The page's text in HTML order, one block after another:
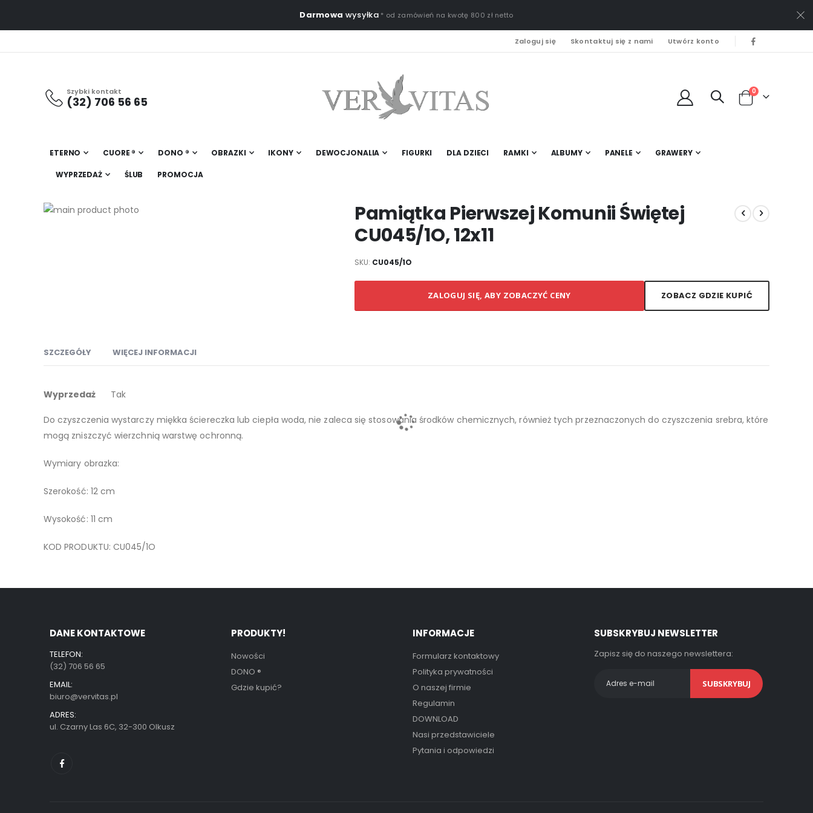
Darmowa wysyłka * od zamówień na kwotę 800 zł netto
Zaloguj się Skontaktuj się z nami Utwórz konto
Szybki kontakt
(32) 706 56 65 Cart
0
ETERNO CUORE ® DONO ® OBRAZKI IKONY DEWOCJONALIA FIGURKI DLA DZIECI RAMKI ALBUMY PANELE GRAWERY
WYPRZEDAŻ ŚLUB PROMOCJA
Przejdź
Pamiątka Pierwszej Komunii Świętej
CU045/1O, 12x11
SKU CU045/1O
ZALOGUJ SIĘ, ABY ZOBACZYĆ CENY ZOBACZ GDZIE KUPIĆ
SZCZEGÓŁY
Obrazek malowany na blaszce, można go postawić lub zawiesić dzięki dołączonej do zestawu nóżce. Produkt zapakowany jest w eleganckie pudełko.
Do czyszczenia wystarczy miękka ściereczka lub ciepła woda, nie zaleca się stosowania środków chemicznych, również tych przeznaczonych do czyszczenia srebra, które
mogą zniszczyć wierzchnią warstwę ochronną.
Wymiary obrazka:
Szerokość: 12 cm
Wysokość: 11 cm
KOD PRODUKTU: CU045/1O
WIĘCEJ INFORMACJI
Więcej
Wyprzedaż Tak
DANE KONTAKTOWE
TELEFON:
(32) 706 56 65
EMAIL:
biuro@vervitas.pl
ADRES:
ul. Czarny Las 6C, 32-300 Olkusz
PRODUKTY!
Nowości
DONO ®
Gdzie kupić?
INFORMACJE
Formularz kontaktowy
Polityka prywatności
O naszej firmie
Regulamin
DOWNLOAD
Nasi przedstawiciele
Pytania i odpowiedzi
SUBSKRYBUJ NEWSLETTER
Zapisz się do naszego newslettera:
SUBSKRYBUJ